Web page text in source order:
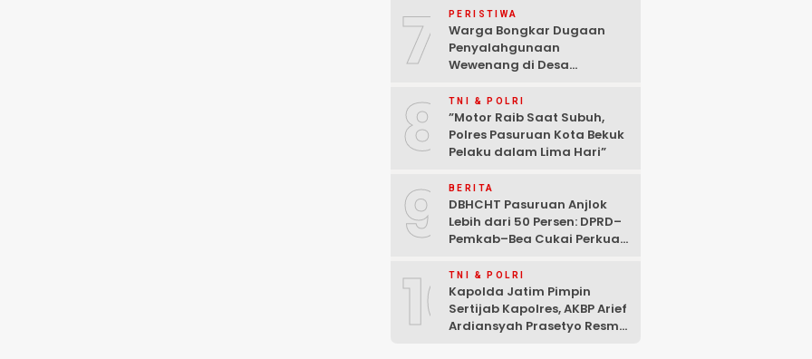
Anggaran
7 PERISTIWA
Warga Bongkar Dugaan
Penyalahgunaan
Wewenang di Desa
Mencuat
8 TNI & POLRI
‎”Motor Raib Saat Subuh,
Polres Pasuruan Kota Bekuk
Pelaku dalam Lima Hari” ‎
9 BERITA
DBHCHT Pasuruan Anjlok
Lebih dari 50 Persen: DPRD–
Pemkab–Bea Cukai Perkuat
Rokok Ilegal
10TNI & POLRI
Kapolda Jatim Pimpin
Sertijab Kapolres, AKBP Arief
Ardiansyah Prasetyo Resmi